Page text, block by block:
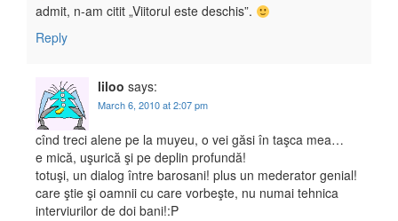
admit, n-am citit „Viitorul este deschis”.
Reply
liloo says:
March 6, 2010 at 2:07 pm
cînd treci alene pe la muyeu, o vei găsi în taşca mea…
e mică, uşurică şi pe deplin profundă!
totuşi, un dialog între barosani! plus un mederator genial!
care ştie şi oamnii cu care vorbeşte, nu numai tehnica
interviurilor de doi bani!:P